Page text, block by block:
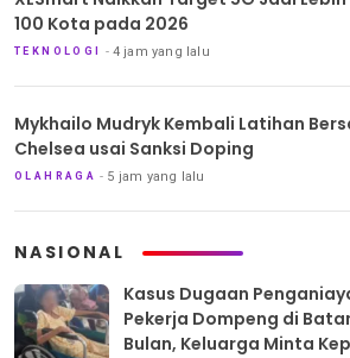
100 Kota pada 2026
TEKNOLOGI 4 jam yang lalu
Mykhailo Mudryk Kembali Latihan
Chelsea usai Sanksi Doping
OLAHRAGA 5 jam yang lalu
NASIONAL
Kasus Dugaan
Pekerja Dompeng di
Bulan, Keluarga Minta